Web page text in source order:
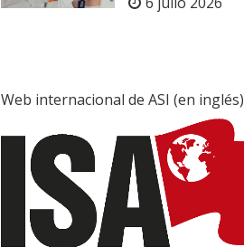
Web internacional de ASI (en inglés)